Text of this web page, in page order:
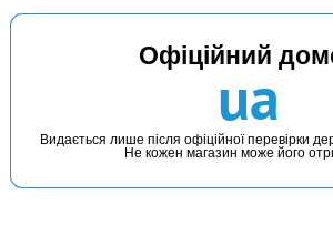
Маг: 0 шт
КУПИТИ
Прикормка Fanatik Слива
Офіційний
ua
Видається лише після офіційної перевірки
Не кожен магазин може його